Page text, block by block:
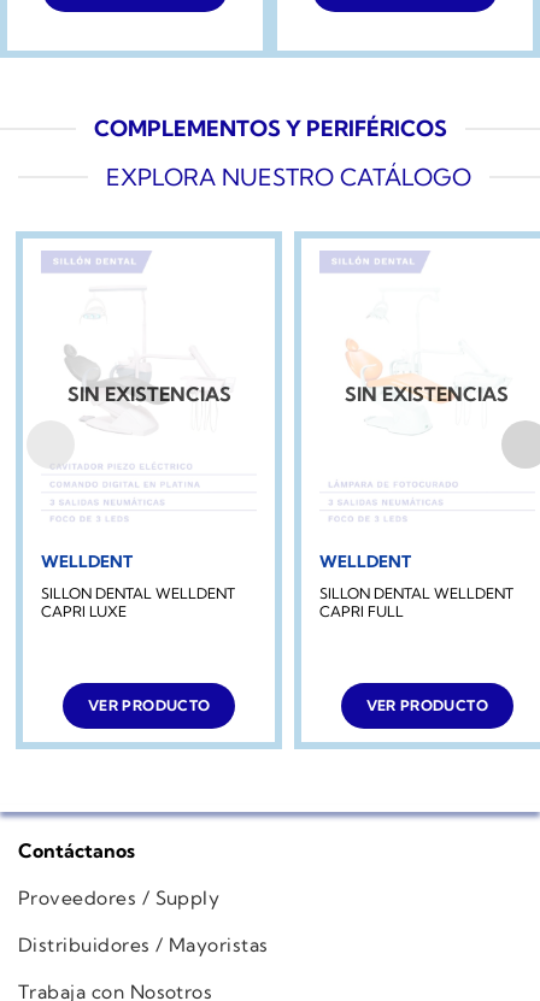
COMPLEMENTOS Y PERIFÉRICOS
EXPLORA NUESTRO CATÁLOGO
SIN EXISTENCIAS
WELLDENT
SILLON DENTAL WELLDENT
CAPRI LUXE
VER PRODUCTO
SIN EXISTENCIAS
WELLDENT
SILLON DENTAL WELLDENT
CAPRI FULL
VER PRODUCTO
Contáctanos
Proveedores / Supply
Distribuidores / Mayoristas
Trabaja con Nosotros